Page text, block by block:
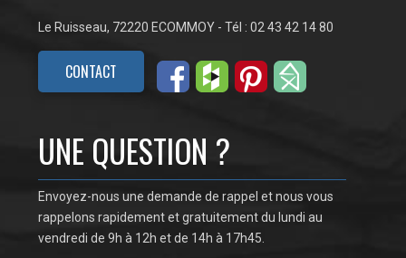
Le Ruisseau, 72220 ECOMMOY - Tél : 02 43 42 14 80
CONTACT
UNE QUESTION ?
Envoyez-nous une demande de rappel et nous vous
rappelons rapidement et gratuitement du lundi au
vendredi de 9h à 12h et de 14h à 17h45.